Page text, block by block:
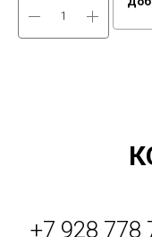
+7 928 778